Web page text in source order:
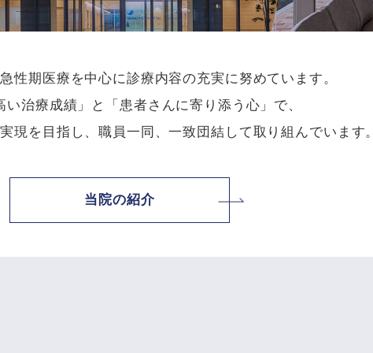
性期医療を中心に診療内容の充実に努めています。
い治療成績」と「患者さんに寄り添う心」で、
現を目指し、職員一同、一致団結して取り組んでいます。
当院の紹介